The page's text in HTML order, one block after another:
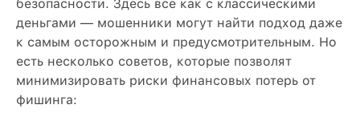
безопасности. Здесь все как с классическими
деньгами — мошенники могут найти подход даже
к самым осторожным и предусмотрительным. Но
есть несколько советов, которые позволят
минимизировать риски финансовых потерь от
фишинга: